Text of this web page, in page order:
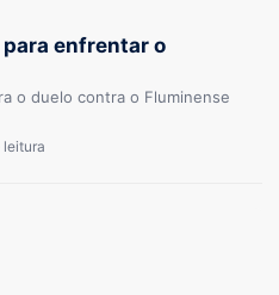
enfrentar o
o duelo contra o Fluminense
leitura